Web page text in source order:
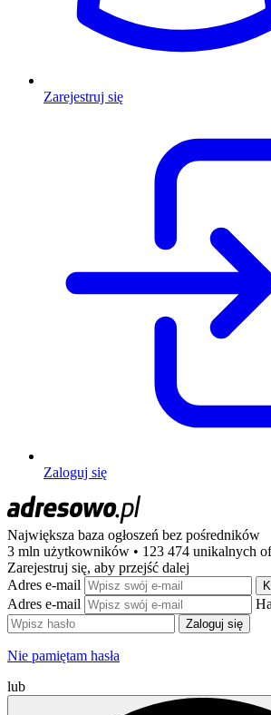
Zarejestruj się
Zaloguj się
Największa baza ogłoszeń bez pośredników
3 mln użytkowników • 123 474 unikalnych
Zarejestruj się, aby przejść dalej
Adres e-mail
Adres e-mail
Zaloguj się
Nie pamiętam hasła
lub